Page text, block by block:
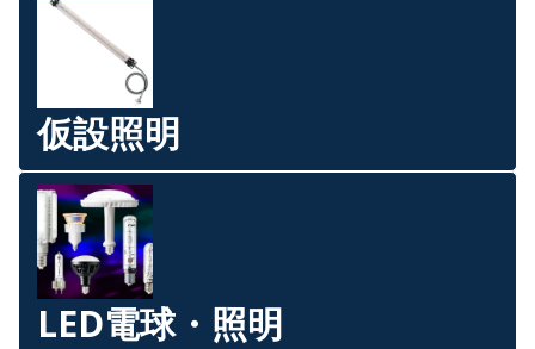
仮設照明
LED電球・照明